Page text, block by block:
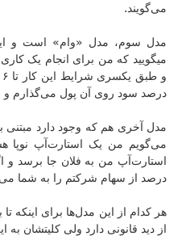
می‌گویند.
مدل سوم، مدل «وام» است و
درصد سود روی آن پول می‌گذارم و
مدل آخری هم که وجود دارد
می‌گویم من یک استارت‌آپ نوپا
درصد از سهام شرکتم را به شما
هر کدام از این مدل‌ها برای اینکه
از دید قانونی دارد ولی کلیتشان